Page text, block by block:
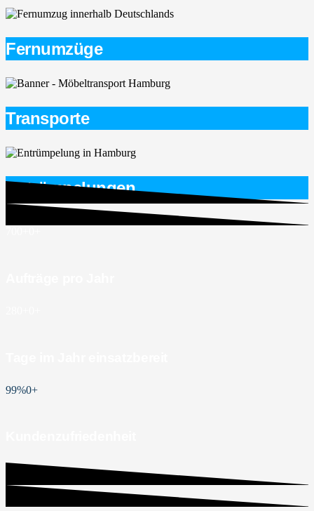
Fernumzüge
Transporte
Entrümpelungen
99%0+